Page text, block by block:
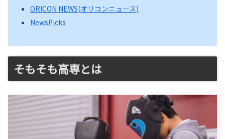
ORICON NEWS(オリコンニュース)
NewsPicks
そもそも高専とは